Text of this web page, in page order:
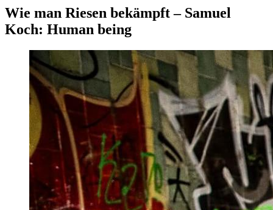
Wie man Riesen bekämpft – Samuel
Koch: Human being